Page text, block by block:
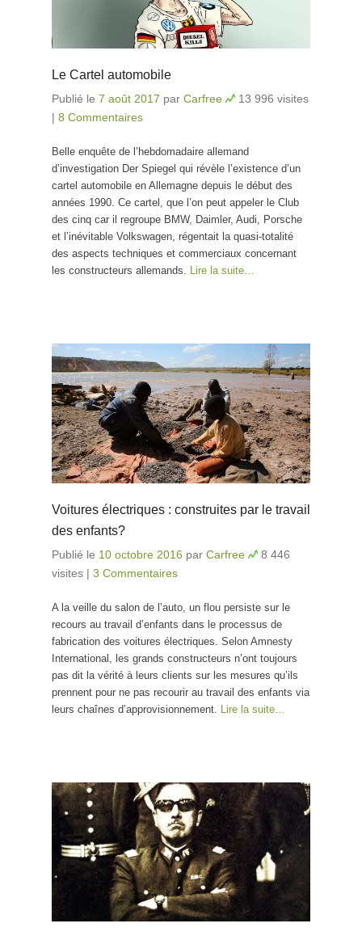
Le Cartel automobile
Publié le 7 août 2017 par Carfree
13 996 visites
| 8 Commentaires
Belle enquête de l’hebdomadaire allemand
d’investigation Der Spiegel qui révèle l’existence d’un
cartel automobile en Allemagne depuis le début des
années 1990. Ce cartel, que l’on peut appeler le Club
des cinq car il regroupe BMW, Daimler, Audi, Porsche
et l’inévitable Volkswagen, régentait la quasi-totalité
des aspects techniques et commerciaux concernant
les constructeurs allemands.
Lire la suite…
Voitures électriques : construites par le travail
des enfants?
Publié le 10 octobre 2016 par Carfree
8 446
visites | 3 Commentaires
A la veille du salon de l’auto, un flou persiste sur le
recours au travail d’enfants dans le processus de
fabrication des voitures électriques. Selon Amnesty
International, les grands constructeurs n’ont toujours
pas dit la vérité à leurs clients sur les mesures qu’ils
prennent pour ne pas recourir au travail des enfants via
leurs chaînes d’approvisionnement. Lire la suite…